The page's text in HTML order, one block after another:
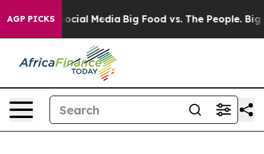
AGP PICKS
on Social Media Big Food vs. The People. Big